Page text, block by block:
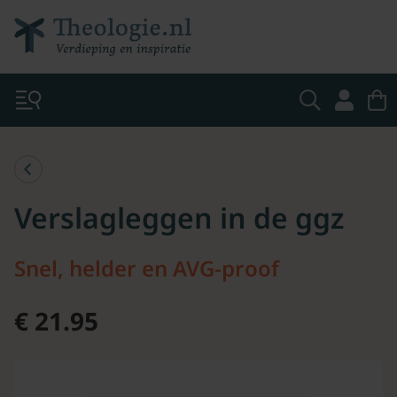
Verslagleggen in de ggz
Snel, helder en AVG-proof
€ 21.95